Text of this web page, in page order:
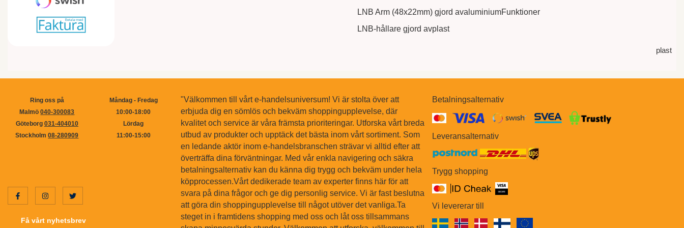
LNB Arm (48x22mm) gjord avaluminiumFunktioner
LNB-hållare gjord avplast
plast
Ring oss på
Malmö040-300083
Göteborg 031-404010
Stockholm08-280909
Måndag - Fredag
10:00-18:00
Lördag
11:00-15:00
Få vårt nyhetsbrev
"Välkommen till vårt e-handelsuniversum! Vi är stolta över att
erbjuda dig en sömlös och bekväm shoppingupplevelse, där
kvalitet och service är våra främsta prioriteringar. Utforska vårt breda
utbud av produkter och upptäck det bästa inom vårt sortiment. Som
en ledande aktör inom e-handelsbranschen strävar vi alltid efter att
överträffa dina förväntningar. Med vår enkla navigering och säkra
betalningsalternativ kan du känna dig trygg och bekväm under hela
köpprocessen.Vårt dedikerade team av experter finns här för att
svara på dina frågor och ge dig personlig service. Vi är fast beslutna
att göra din shoppingupplevelse till något utöver det vanliga.Ta
steget in i framtidens shopping med oss och låt oss tillsammans
Betalningsalternativ
Leveransalternativ
Trygg shopping
Vi levererar till